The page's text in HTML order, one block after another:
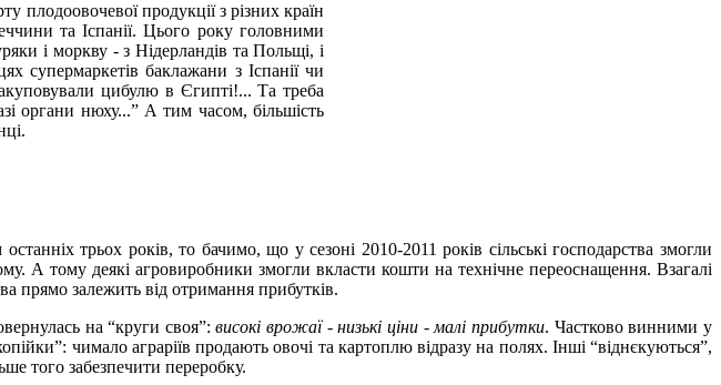
плодоовочевої продукції з різних країн
та Іспанії. Цього року головними
і моркву - з Нідерландів та Польщі, і
баклажани з Іспанії чи
цибулю в Єгипті!... Та треба
органи нюху...” А тим часом, більшість
трьох років, то бачимо, що у сезоні 2010-2011 років сільські господарства змогли
А тому деякі агровиробники змогли вкласти кошти на технічне переоснащення. Взагалі
прямо залежить від отримання прибутків.
на “круги своя”:високі врожаї - низькі ціни - малі прибутки. Частково винними у
чимало аграріїв продають овочі та картоплю відразу на полях. Інші “віднєкуються”,
того забезпечити переробку.